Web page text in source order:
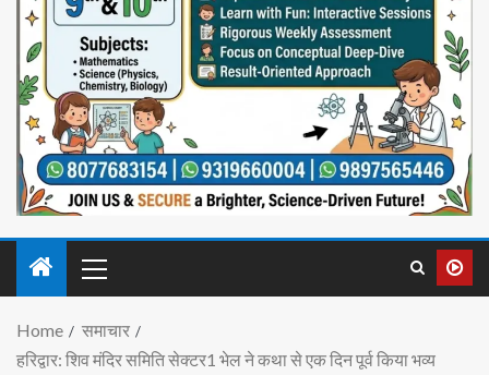
Home
समाचार
हरिद्वार: शिव मंदिर समिति सेक्टर1 भेल ने कथा से एक दिन पूर्व किया भव्य